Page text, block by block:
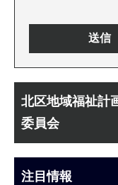
文
こ
ま
で
ナ
ゲ
北区地域福祉計
委員会
注目情報